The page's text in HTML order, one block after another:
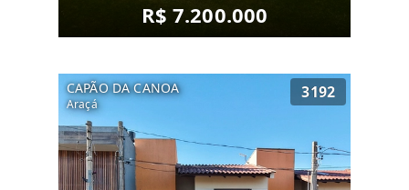
R$ 7.200.000
CAPÃO DA CANOA
Araçá
3192